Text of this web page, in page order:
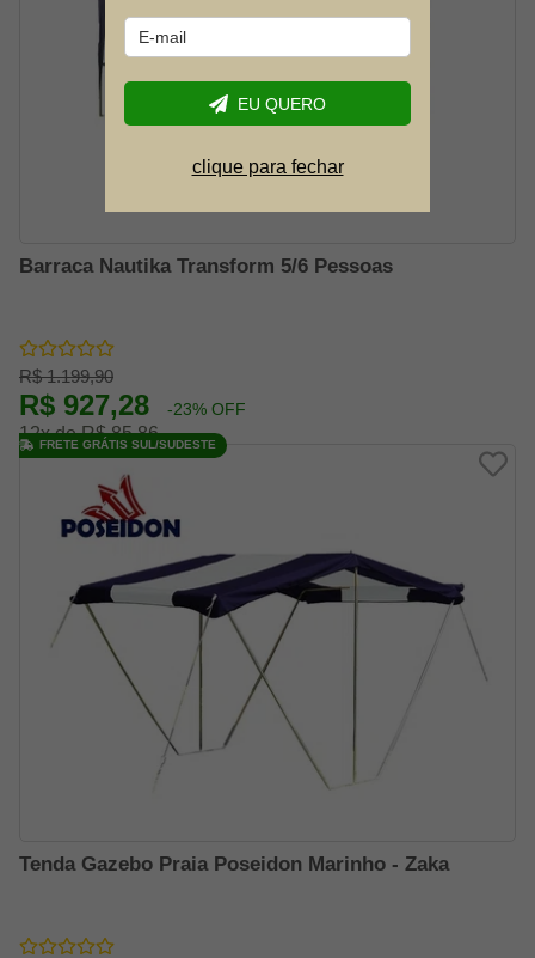
Barraca Nautika Transform 5/6 Pessoas
R$ 1.199,90
R$ 927,28 -23% OFF
12x de R$ 85,86
Tenda Gazebo Praia Poseidon Marinho - Zaka
FRETE GRÁTIS SUL/SUDESTE
EU QUERO
clique para fechar